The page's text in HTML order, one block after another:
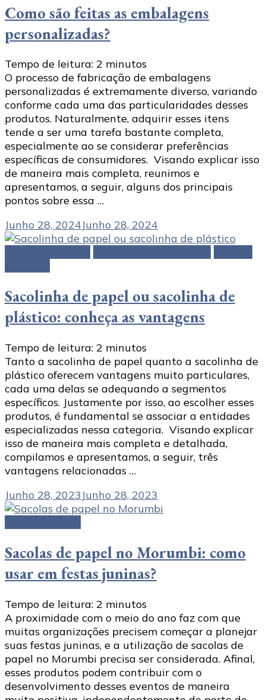
Como são feitas as embalagens
personalizadas?
Tempo de leitura: 2 minutos
O processo de fabricação de embalagens
personalizadas é extremamente diverso, variando
conforme cada uma das particularidades desses
produtos. Naturalmente, adquirir esses itens
tende a ser uma tarefa bastante completa,
especialmente ao se considerar preferências
específicas de consumidores. Visando explicar isso
de maneira mais completa, reunimos e
apresentamos, a seguir, alguns dos principais
pontos sobre essa …
Junho 28, 2024Junho 28, 2024
Sacolinha de papel ou sacolinha de
plástico: conheça as vantagens
Tempo de leitura: 2 minutos
Tanto a sacolinha de papel quanto a sacolinha de
plástico oferecem vantagens muito particulares,
cada uma delas se adequando a segmentos
específicos. Justamente por isso, ao escolher esses
produtos, é fundamental se associar a entidades
especializadas nessa categoria. Visando explicar
isso de maneira mais completa e detalhada,
compilamos e apresentamos, a seguir, três
vantagens relacionadas …
Junho 28, 2023 Junho 28, 2023
Sacolas de papel no Morumbi: como
usar em festas juninas?
Tempo de leitura: 2 minutos
A proximidade com o meio do ano faz com que
muitas organizações precisem começar a planejar
suas festas juninas, e a utilização de sacolas de
papel no Morumbi precisa ser considerada. Afinal,
esses produtos podem contribuir com o
desenvolvimento desses eventos de maneira